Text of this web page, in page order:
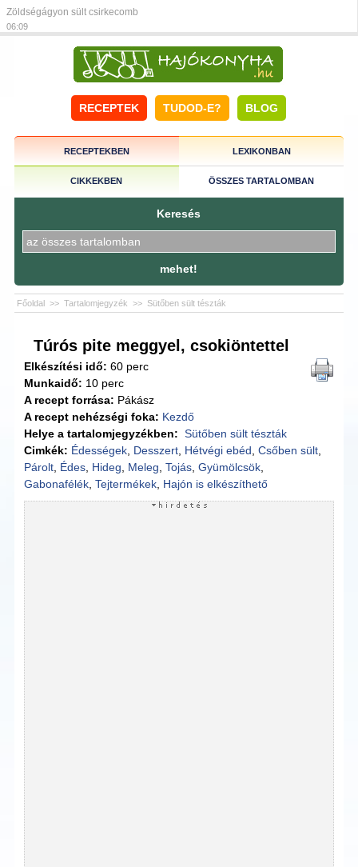
Zöldségágyon sült csirkecomb
06:09
RECEPTEK TUDOD-E? BLOG
RECEPTEKBEN LEXIKONBAN
CIKKEKBEN ÖSSZES TARTALOMBAN
Keresés
mehet!
Főoldal >> Tartalomjegyzék >> Sütőben sült tészták
Túrós pite meggyel, csokiöntettel
Elkészítési idő: 60 perc
Munkaidő: 10 perc
A recept forrása: Pákász
A recept nehézségi foka: Kezdő
Helye a tartalomjegyzékben: Sütőben sült tészták
Cimkék: Édességek Desszert Hétvégi ebéd ,Csőben sült
Párolt Édes Hideg Meleg ,Tojás ,Gyümölcsök
Gabonafélék ,Tejtermékek Hajón is elkészíthető